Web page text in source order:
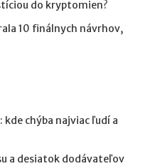
do kryptomien?
10 finálnych návrhov,
chýba najviac ľudí a
a desiatok dodávateľov